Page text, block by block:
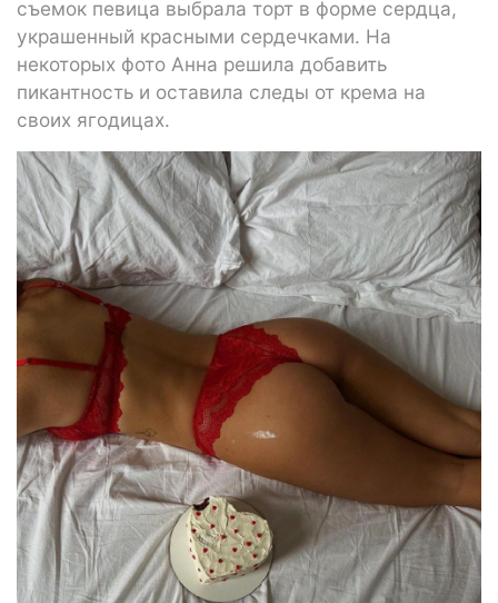
съемок певица выбрала торт в форме сердца,
украшенный красными сердечками. На
некоторых фото Анна решила добавить
пикантность и оставила следы от крема на
своих ягодицах.